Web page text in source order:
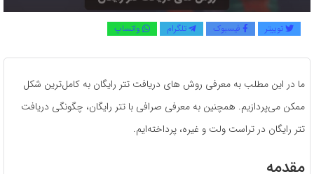
توییتر فیسبوک تلگرام واتساپ
ما در این مطلب به معرفی روش های دریافت تتر رایگان به کامل‌ترین شکل
ممکن می‌پردازیم. همچنین به معرفی صرافی با تتر رایگان، چگونگی دریافت
تتر رایگان در تراست ولت و غیره، پرداخته‌ایم.
مقدمه